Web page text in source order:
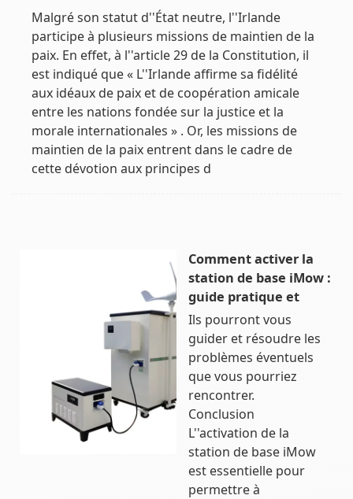
Malgré son statut d''État neutre, l''Irlande
participe à plusieurs missions de maintien de la
paix. En effet, à l''article 29 de la Constitution, il
est indiqué que « L''Irlande affirme sa fidélité
aux idéaux de paix et de coopération amicale
entre les nations fondée sur la justice et la
morale internationales » . Or, les missions de
maintien de la paix entrent dans le cadre de
cette dévotion aux principes d
Comment activer la
station de base iMow :
guide pratique et
Ils pourront vous
guider et résoudre les
problèmes éventuels
que vous pourriez
rencontrer.
Conclusion
L''activation de la
station de base iMow
est essentielle pour
permettre à